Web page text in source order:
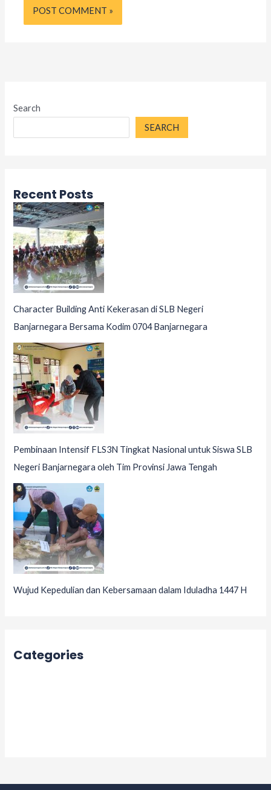
Search
SEARCH
Recent Posts
Character Building Anti Kekerasan di SLB Negeri
Banjarnegara Bersama Kodim 0704 Banjarnegara
Pembinaan Intensif FLS3N Tingkat Nasional untuk Siswa SLB
Negeri Banjarnegara oleh Tim Provinsi Jawa Tengah
Wujud Kepedulian dan Kebersamaan dalam Iduladha 1447 H
Categories